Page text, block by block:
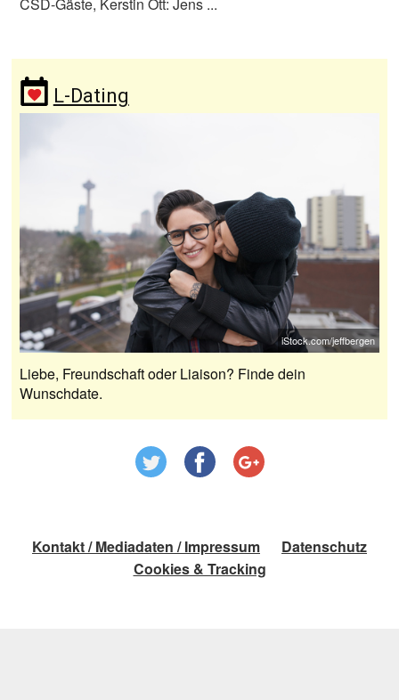
CSD-Gäste, Kerstin Ott: Jens ...
L-Dating
iStock.com/jeffbergen
Liebe, Freundschaft oder Liaison? Finde dein
Wunschdate.
Kontakt / Mediadaten / Impressum
Datenschutz
Cookies & Tracking